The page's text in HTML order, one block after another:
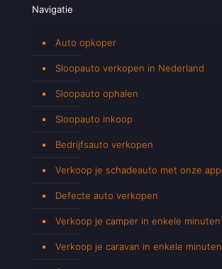
Navigatie
Auto opkoper
Sloopauto verkopen in Nederland
Sloopauto ophalen
Sloopauto inkoop
Bedrijfsauto verkopen
Verkoop je schadeauto met onze app
Defecte auto verkopen
Verkoop je camper in enkele minuten
Verkoop je caravan in enkele minuten